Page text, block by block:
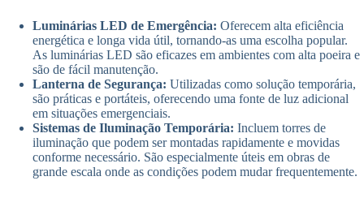
Luminárias LED de Emergência: Oferecem alta eficiência
energética e longa vida útil, tornando-as uma escolha popular.
As luminárias LED são eficazes em ambientes com alta poeira e
são de fácil manutenção.
Lanterna de Segurança: Utilizadas como solução temporária,
são práticas e portáteis, oferecendo uma fonte de luz adicional
em situações emergenciais.
Sistemas de Iluminação Temporária: Incluem torres de
iluminação que podem ser montadas rapidamente e movidas
conforme necessário. São especialmente úteis em obras de
grande escala onde as condições podem mudar frequentemente.